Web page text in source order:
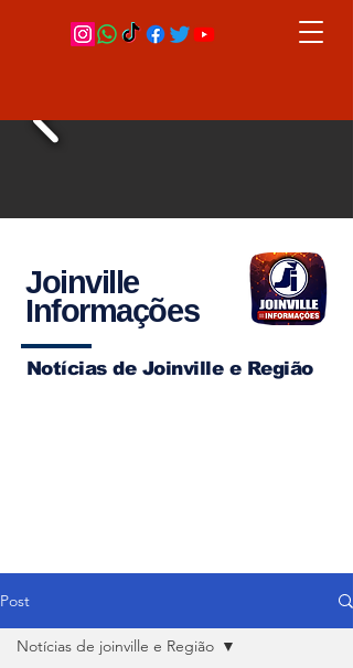
Joinville
Informações
Notícias de Joinville e Região
Post
Notícias de joinville e Região